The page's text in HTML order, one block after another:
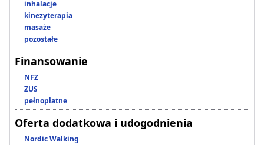
inhalacje
kinezyterapia
masaże
pozostałe
Finansowanie
NFZ
ZUS
pełnopłatne
Oferta dodatkowa i udogodnienia
Nordic Walking